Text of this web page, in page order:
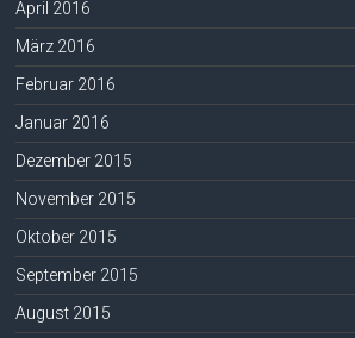
April 2016
März 2016
Februar 2016
Januar 2016
Dezember 2015
November 2015
Oktober 2015
September 2015
August 2015